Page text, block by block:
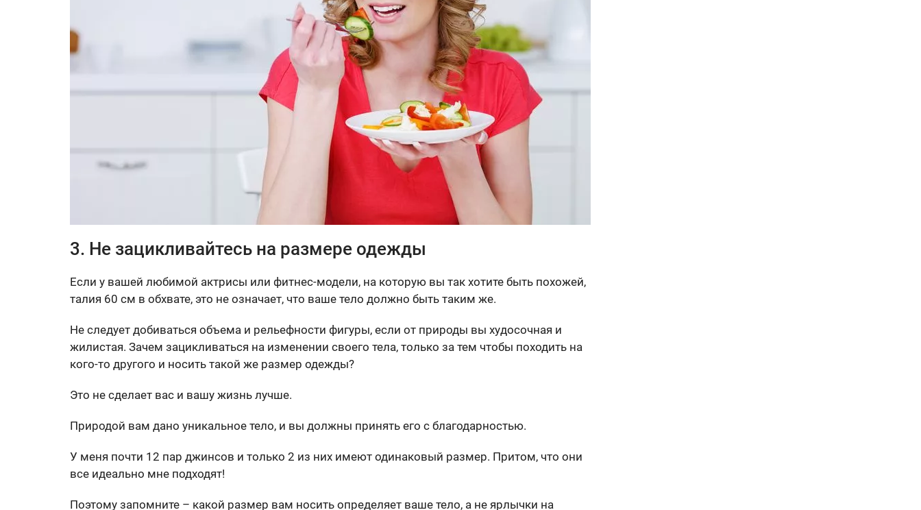
3. Не зацикливайтесь на размере одежды
Если у вашей любимой актрисы или фитнес-модели, на которую вы так хотите быть похожей,
талия 60 см в обхвате, это не означает, что ваше тело должно быть таким же.
Не следует добиваться объема и рельефности фигуры, если от природы вы худосочная и
жилистая. Зачем зацикливаться на изменении своего тела, только за тем чтобы походить на
кого-то другого и носить такой же размер одежды?
Это не сделает вас и вашу жизнь лучше.
Природой вам дано уникальное тело, и вы должны принять его с благодарностью.
У меня почти 12 пар джинсов и только 2 из них имеют одинаковый размер. Притом, что они
все идеально мне подходят!
Поэтому запомните – какой размер вам носить определяет ваше тело, а не ярлычки на